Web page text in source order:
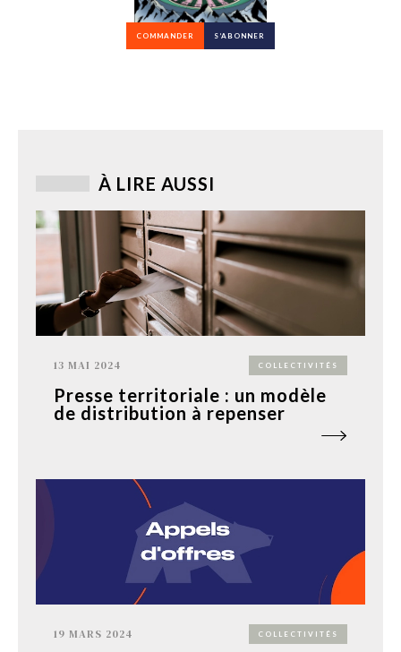
COMMANDER S’ABONNER
À LIRE AUSSI
13 MAI 2024 COLLECTIVITÉS
Presse territoriale : un modèle
de distribution à repenser
19 MARS 2024 COLLECTIVITÉS